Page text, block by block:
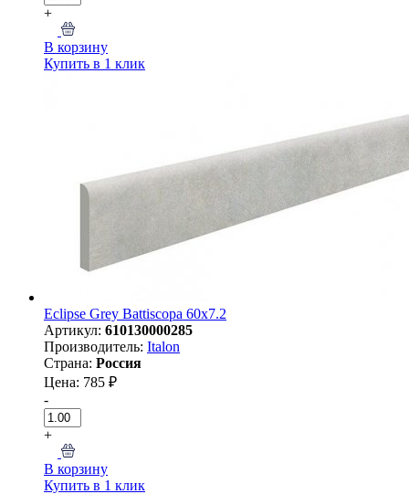
+
В корзину
Купить в 1 клик
Eclipse Grey Battiscopa 60x7.2
Артикул: 610130000285
Производитель: Italon
Страна: Россия
Цена: 785 ₽
-
+
В корзину
Купить в 1 клик